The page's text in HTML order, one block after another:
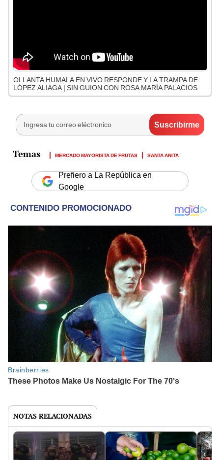
OLLANTA HUMALA EN VIVO RESPONDE Y LA TRAMPA DE
LÓPEZ ALIAGA | SIN GUION CON ROSA MARÍA PALACIOS
MERCADO MAYORISTA DE FRUTAS SANTA ANITA
Prefiero a La República en
Google
NOTAS RELACIONADAS